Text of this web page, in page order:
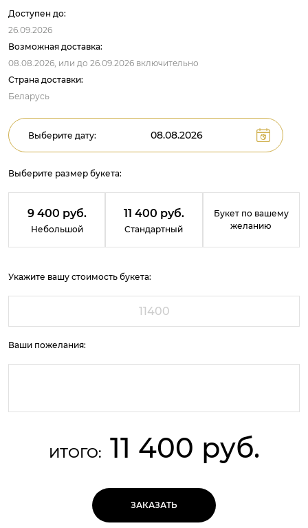
Доступен до:
26.09.2026
Возможная доставка:
08.08.2026, или до 26.09.2026 включительно
Страна доставки:
Беларусь
Выберите дату:
Выберите размер букета:
9 400 руб.
Небольшой
11 400 руб.
Стандартный
Букет по вашему
желанию
Укажите вашу стоимость букета:
Ваши пожелания:
ИТОГО: 11 400 руб.
ЗАКАЗАТЬ